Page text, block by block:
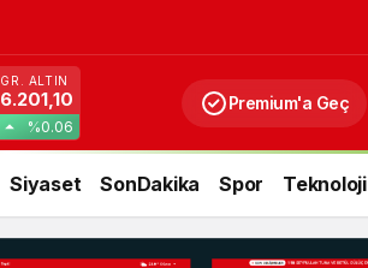
GR. ALTIN
6.201,10
%0.06
Premium'a Geç
Siyaset SonDakika Spor Teknoloji